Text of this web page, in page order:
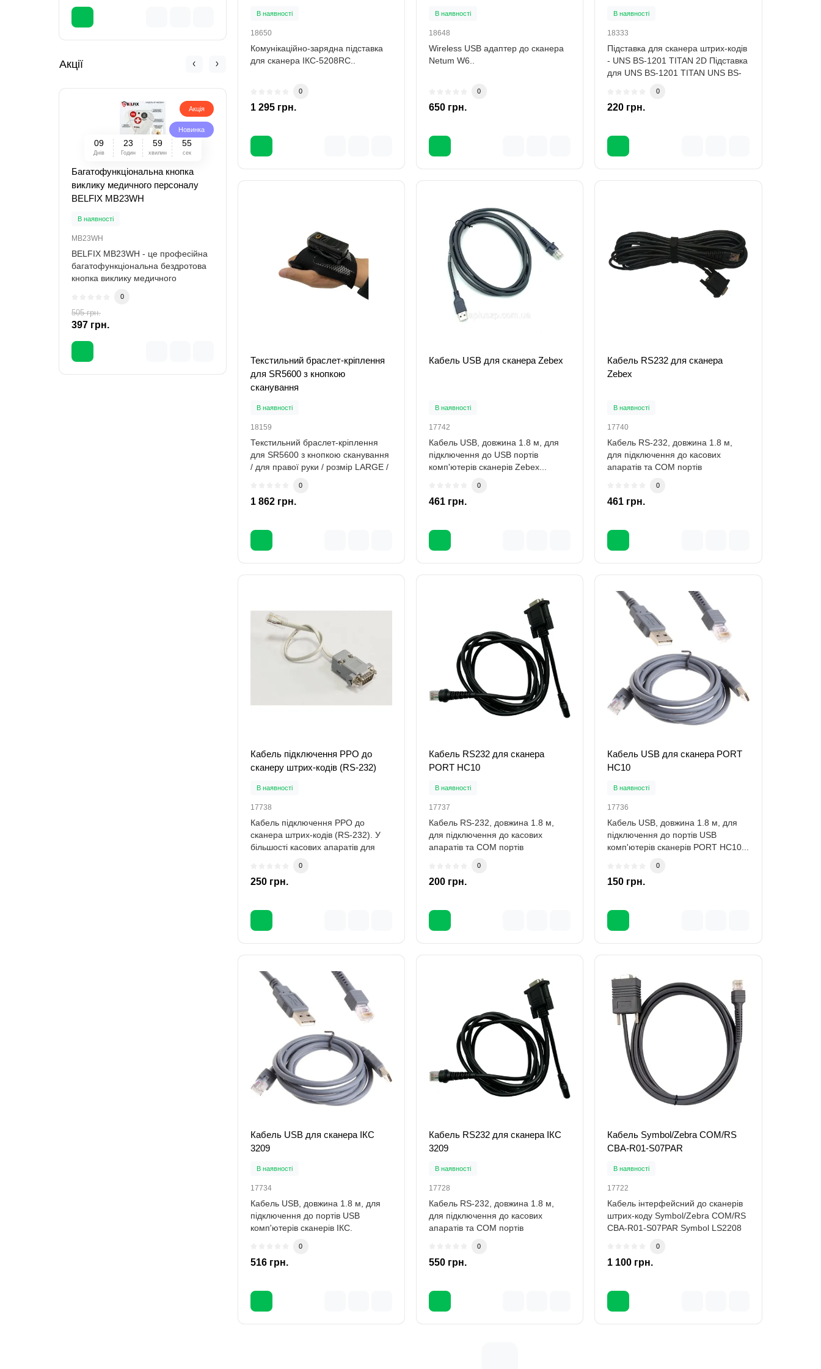
Акції
Акція
Новинка
09
Днів
23
Годин
59
хвилин
54
сек
Багатофункціональна кнопка
виклику медичного персоналу
BELFIX MB23WH
В наявності
MB23WH
BELFIX MB23WH - це професійна
багатофункціональна бездротова
кнопка виклику медичного
0
505 грн.
397 грн.
Днів
Коли людині потрібна допомога,
можливість швидко повідомити
медичний персонал має
вирішальне значенн..
В наявності
Об'єм пам'яті: 4 000 товарів
Найбільша межа зважування: 6 кг,
15 кг, 30 кг Дискретність відліку:
0
29 824 грн. -10 %
26 841 грн.
В наявності
18650
Комунікаційно-зарядна підставка
для сканера ІКС-5208RC..
0
1 295 грн.
В наявності
18648
Wireless USB адаптер до сканера
Netum W6..
0
650 грн.
В наявності
18333
Підставка для сканера штрих-кодів
- UNS BS-1201 TITAN 2D Підставка
для UNS BS-1201 TITAN UNS BS-
0
220 грн.
Текстильний браслет-кріплення
для SR5600 з кнопкою
сканування
В наявності
18159
Текстильний браслет-кріплення
для SR5600 з кнопкою сканування
/ для правої руки / розмір LARGE /
0
1 862 грн.
Кабель USB для сканера Zebex
В наявності
17742
Кабель USB, довжина 1.8 м, для
підключення до USB портів
комп'ютерів сканерів Zebex...
0
461 грн.
Кабель RS232 для сканера
Zebex
В наявності
17740
Кабель RS-232, довжина 1.8 м,
для підключення до касових
апаратів та COM портів
0
461 грн.
Кабель підключення РРО до
сканеру штрих-кодів (RS-232)
В наявності
17738
Кабель підключення РРО до
сканера штрих-кодів (RS-232). У
більшості касових апаратів для
0
250 грн.
Кабель RS232 для сканера
PORT HC10
В наявності
17737
Кабель RS-232, довжина 1.8 м,
для підключення до касових
апаратів та COM портів
0
200 грн.
Кабель USB для сканера PORT
HC10
В наявності
17736
Кабель USB, довжина 1.8 м, для
підключення до портів USB
комп'ютерів сканерів PORT HC10...
0
150 грн.
Кабель USB для сканера ІКС
3209
В наявності
17734
Кабель USB, довжина 1.8 м, для
підключення до портів USB
комп'ютерів сканерів ІКС.
0
516 грн.
Кабель RS232 для сканера ІКС
3209
В наявності
17728
Кабель RS-232, довжина 1.8 м,
для підключення до касових
апаратів та COM портів
0
550 грн.
Кабель Symbol/Zebra COM/RS
CBA-R01-S07PAR
В наявності
17722
Кабель інтерфейсний до сканерів
штрих-коду Symbol/Zebra COM/RS
CBA-R01-S07PAR Symbol LS2208
0
1 100 грн.